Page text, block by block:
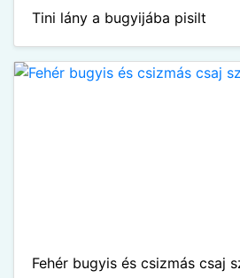
Tini lány a bugyijába pisilt
Fehér bugyis és csizmás csaj